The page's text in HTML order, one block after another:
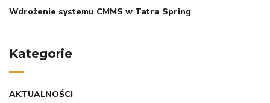
Wdrożenie systemu CMMS w Tatra Spring
Kategorie
AKTUALNOŚCI